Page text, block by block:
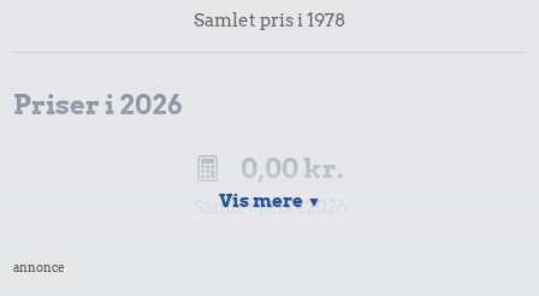
Samlet pris i 1978
Priser i 2026
0,00 kr.
Samlet pris i 2026
Udvalgte varer fra danskernes indkøbskurv gennem tiderne.
Vis mere ▼
annonce